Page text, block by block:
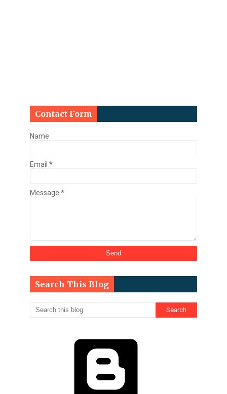
Contact Form
Name
Email *
Message *
Search This Blog